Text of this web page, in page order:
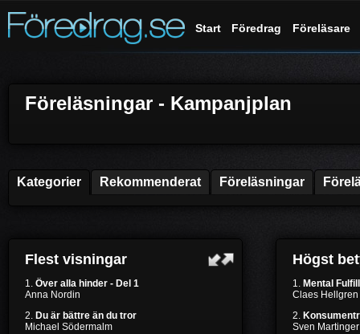
Start Föredrag Föreläsare
Föreläsningar - Kampanjplan
Kategorier Rekommenderat Föreläsningar
Flest visningar
1. Över alla hinder - Del 1
Anna Nordin
2. Du är bättre än du tror
Michael Södermalm
Högst
1. Mental
Claes Hellgren
2.
Sven Martinger